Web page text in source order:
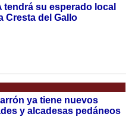
tendrá su esperado local
Cresta del Gallo
ya tiene nuevos
y alcadesas pedáneos